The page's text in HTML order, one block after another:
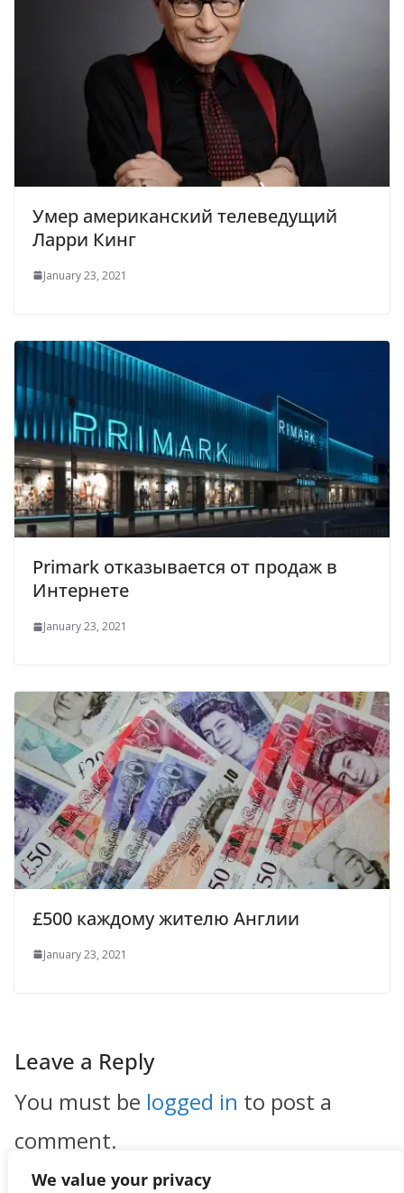
We value your privacy
Умер американский телеведущий
Ларри Кинг
January 23, 2021
Primark отказывается от продаж в
Интернете
January 23, 2021
£500 каждому жителю Англии
January 23, 2021
Leave a Reply
You must be logged in to post a
comment.